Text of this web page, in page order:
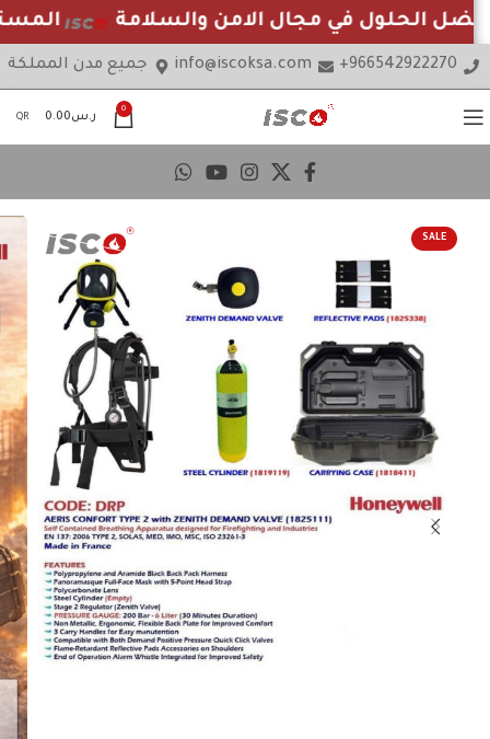
966542922270+
info@iscoksa.com جميع مدن المملكة
0
ر.س0.00
QR
SALE
الحلول في مجال الامن والسلامة